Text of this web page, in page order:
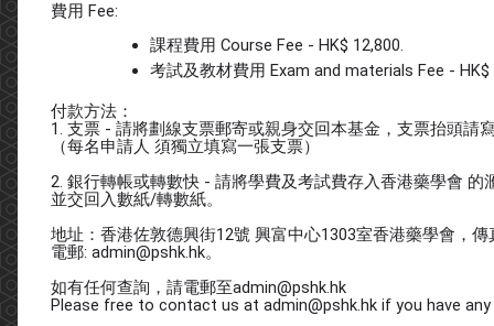
費用 Fee:
課程費用 Course Fee - HK$ 12,800.
考試及教材費用 Exam and materials Fee - HK$
付款方法：
1. 支票 - 請將劃線支票郵寄或親身交回本基金，支票抬頭
（每名申請人 須獨立填寫一張支票）
2. 銀行轉帳或轉數快 - 請將學費及考試費存入香港藥學會 的
並交回入數紙/轉數紙。
地址：香港佐敦德興街12號 興富中心1303室香港藥學會，傳
電郵: admin@pshk.hk。
如有任何查詢，請電郵至admin@pshk.hk
Please free to contact us at admin@pshk.hk if you have any